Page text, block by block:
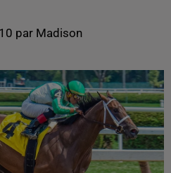
par Madison